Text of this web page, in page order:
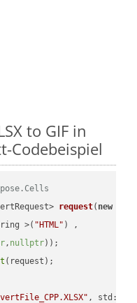
to GIF in
Codebeispiel
request( new
>(
"HTML" ) ,
, nullptr))
,